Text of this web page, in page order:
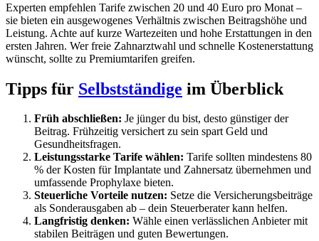
Experten empfehlen Tarife zwischen 20 und 40 Euro pro Monat –
sie bieten ein ausgewogenes Verhältnis zwischen Beitragshöhe und
Leistung. Achte auf kurze Wartezeiten und hohe Erstattungen in den
ersten Jahren. Wer freie Zahnarztwahl und schnelle Kostenerstattung
wünscht, sollte zu Premiumtarifen greifen.
Tipps für Selbstständige im Überblick
Früh abschließen: Je jünger du bist, desto günstiger der
Beitrag. Frühzeitig versichert zu sein spart Geld und
Gesundheitsfragen.
Leistungsstarke Tarife wählen: Tarife sollten mindestens 80
% der Kosten für Implantate und Zahnersatz übernehmen und
umfassende Prophylaxe bieten.
Steuerliche Vorteile nutzen: Setze die Versicherungsbeiträge
als Sonderausgaben ab – dein Steuerberater kann helfen.
Langfristig denken: Wähle einen verlässlichen Anbieter mit
stabilen Beiträgen und guten Bewertungen.